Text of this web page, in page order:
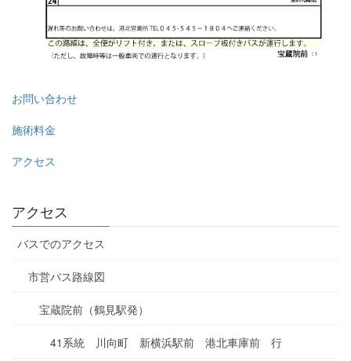
お問い合わせ
施術料金
アクセス
アクセス
バスでのアクセス
市営バス路線図
宝蔵院前（鶴見駅発）
41系統 川向町 新横浜駅前 港北車庫前 行